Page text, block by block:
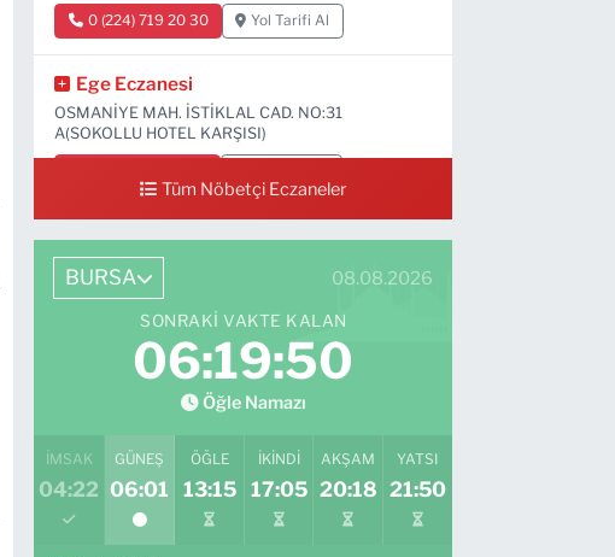
0 (224) 719 20 30 Yol Tarifi Al
Ege Eczanesi
OSMANİYE MAH. İSTİKLAL CAD. NO:31
A(SOKOLLU HOTEL KARŞISI)
Tüm Nöbetçi Eczaneler
BURSA 08.08.2026
SONRAKI VAKTE KALAN
06:19:48
Öğle Namazı
İMSAK
04:22
GÜNEŞ
06:01
ÖĞLE
13:15
İKINDI
17:05
AKŞAM
20:18
YATSI
21:50